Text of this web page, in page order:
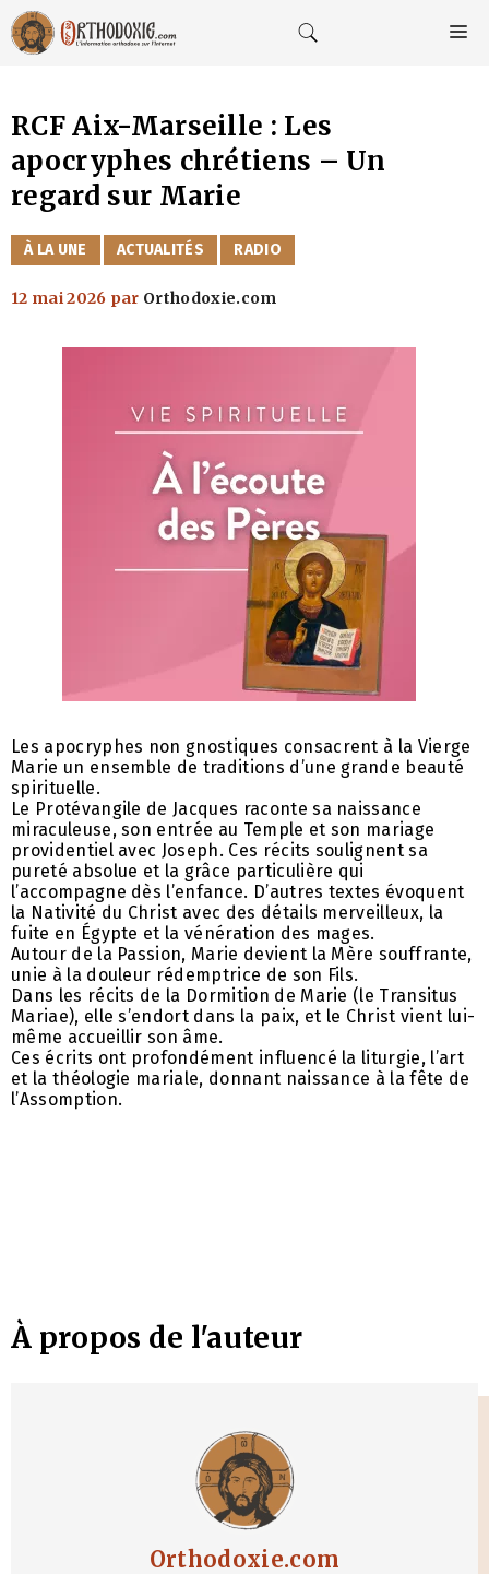
Aller
au
contenu
RCF Aix-Marseille : Les
apocryphes chrétiens – Un
regard sur Marie
CATÉGORIES
À LA UNE ACTUALITÉS RADIO
12 mai 2026 par Orthodoxie.com
Les apocryphes non gnostiques consacrent à la Vierge
Marie un ensemble de traditions d’une grande beauté
spirituelle.
Le Protévangile de Jacques raconte sa naissance
miraculeuse, son entrée au Temple et son mariage
providentiel avec Joseph. Ces récits soulignent sa
pureté absolue et la grâce particulière qui
l’accompagne dès l’enfance. D’autres textes évoquent
la Nativité du Christ avec des détails merveilleux, la
fuite en Égypte et la vénération des mages.
Autour de la Passion, Marie devient la Mère souffrante,
unie à la douleur rédemptrice de son Fils.
Dans les récits de la Dormition de Marie (le Transitus
Mariae), elle s’endort dans la paix, et le Christ vient lui-
même accueillir son âme.
Ces écrits ont profondément influencé la liturgie, l’art
et la théologie mariale, donnant naissance à la fête de
l’Assomption.
À propos de l'auteur
Orthodoxie.com